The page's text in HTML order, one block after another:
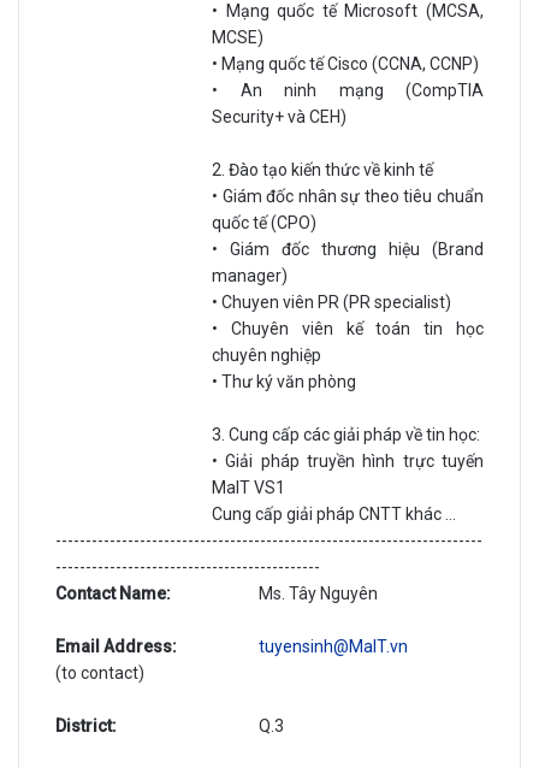
• Mạng quốc tế Microsoft (MCSA,
MCSE)
• Mạng quốc tế Cisco (CCNA, CCNP)
• An ninh mạng (CompTIA
Security+ và CEH)
2. Đào tạo kiến thức về kinh tế
• Giám đốc nhân sự theo tiêu chuẩn
quốc tế (CPO)
• Giám đốc thương hiệu (Brand
manager)
• Chuyen viên PR (PR specialist)
• Chuyên viên kế toán tin học
chuyên nghiệp
• Thư ký văn phòng
3. Cung cấp các giải pháp về tin học:
• Giải pháp truyền hình trực tuyến
MaIT VS1
Cung cấp giải pháp CNTT khác …
-----------------------------------------------------------------------
--------------------------------------------
Contact Name:
Ms. Tây Nguyên
Email Address:
(to contact)
tuyensinh@MaIT.vn
District: Q.3